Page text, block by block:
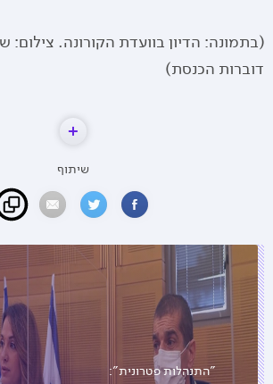
(בתמונה: הדיון בוועדת הקורונה. צילום:
דוברות הכנסת)
שיתוף
"התנהלות פטרונית":